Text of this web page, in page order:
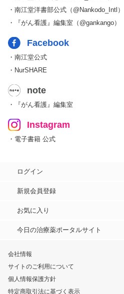
・南江堂洋書部公式（@Nankodo_Intl）
・『がん看護』編集室（@gankango）
Facebook
・南江堂公式
・NurSHARE
note
・『がん看護』編集室
Instagram
・電子書籍 公式
ログイン
新規会員登録
お気に入り
今日の治療薬ポータルサイト
会社情報
サイトのご利用について
個人情報保護方針
特定商取引法に基づく表示